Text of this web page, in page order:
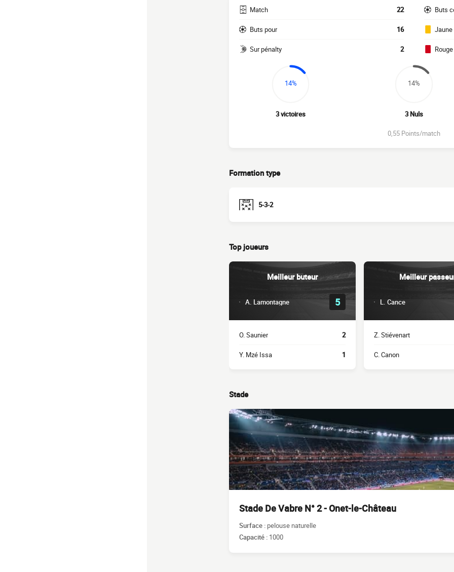
Match 22
Buts pour 16
Sur pénalty 2
Buts
Jaune
Rouge
14%
3 victoires
14%
3 Nuls
0,55 Points/match
Formation type
5-3-2
Top joueurs
Meilleur buteur
A. Lamontagne 5
O. Saunier 2
Y. Mzé Issa 1
Meilleur
L. Cance
Z. Stiévenart
C. Canon
Stade
Stade De Vabre N° 2 - Onet-le-Château
Surface : pelouse naturelle
Capacité : 1000